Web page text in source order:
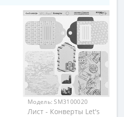
Модель:SM3100020
Лист - Конверты Let's